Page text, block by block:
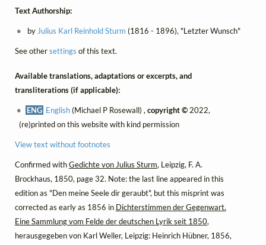
Text Authorship:
by Julius Karl Reinhold Sturm (1816 - 1896), "Letzter Wunsch"
See othersettings of this text.
Available translations, adaptations or excerpts, and
transliterations (if applicable):
ENG English(Michael P Rosewall) ,copyright © 2022,
(re)printed on this website with kind permission
View text without footnotes
Confirmed withGedichte von Julius Sturm, Leipzig, F. A.
Brockhaus, 1850, page 32. Note: the last line appeared in this
edition as "Den meine Seele dir geraubt", but this misprint was
corrected as early as 1856 in Dichterstimmen der Gegenwart.
Eine Sammlung vom Felde der deutschen Lyrik seit 1850,
herausgegeben von Karl Weller, Leipzig: Heinrich Hübner, 1856,